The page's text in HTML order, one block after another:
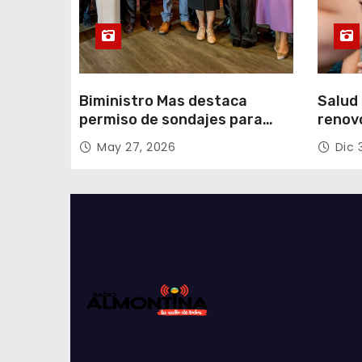
s
Biministro Mas destaca
permiso de sondajes para
Cerro Colorado
May 27, 2026
Salud
conDic